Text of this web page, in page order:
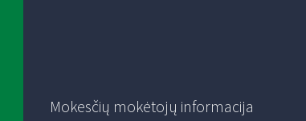
Mokesčių mokėtojų informacija